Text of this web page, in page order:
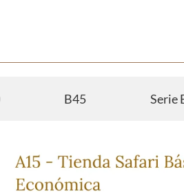
B45 Serie